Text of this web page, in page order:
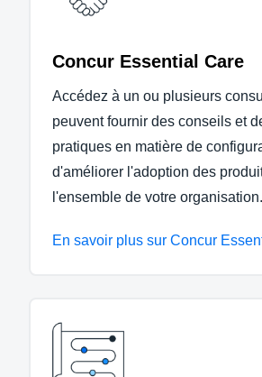
Concur Essential Care
Accédez à un ou plusieurs
peuvent fournir des conseils et
pratiques en matière de
d'améliorer l'adoption des
l'ensemble de votre organisation.
En savoir plus sur Concur